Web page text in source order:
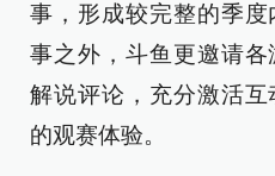
事，形成较完整的季
事之外，斗鱼更邀请
解说评论，充分激活
的观赛体验。